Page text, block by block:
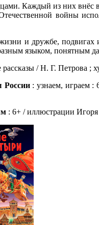
Каждый из них
войны
и дружбе,
языком, понятным
рассказы / Н. Г. Петрова ;
России: узнаем, играем :
: 6+ / иллюстрации